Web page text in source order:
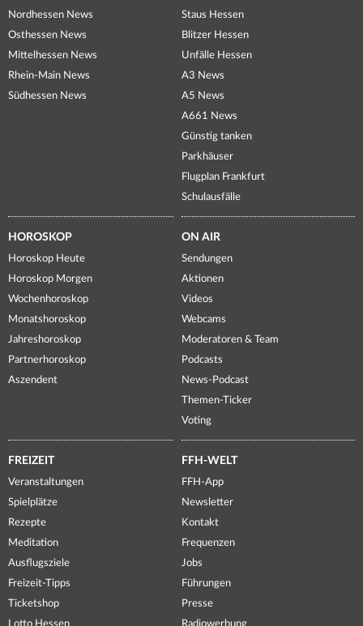
Nordhessen News
Osthessen News
Mittelhessen News
Rhein-Main News
Südhessen News
Staus Hessen
Blitzer Hessen
Unfälle Hessen
A3 News
A5 News
A661 News
Günstig tanken
Parkhäuser
Flugplan Frankfurt
Schulausfälle
HOROSKOP
Horoskop Heute
Horoskop Morgen
Wochenhoroskop
Monatshoroskop
Jahreshoroskop
Partnerhoroskop
Aszendent
ON AIR
Sendungen
Aktionen
Videos
Webcams
Moderatoren & Team
Podcasts
News-Podcast
Themen-Ticker
Voting
FREIZEIT
Veranstaltungen
Spielplätze
Rezepte
Meditation
Ausflugsziele
Freizeit-Tipps
Ticketshop
Lotto Hessen
FFH-WELT
FFH-App
Newsletter
Kontakt
Frequenzen
Jobs
Führungen
Presse
Radiowerbung